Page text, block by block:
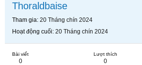
Thoraldbaise
Tham gia 20 Tháng chín 2024
Hoạt động cuối 20 Tháng chín 2024
Bài viết
0
Lượt thích
0